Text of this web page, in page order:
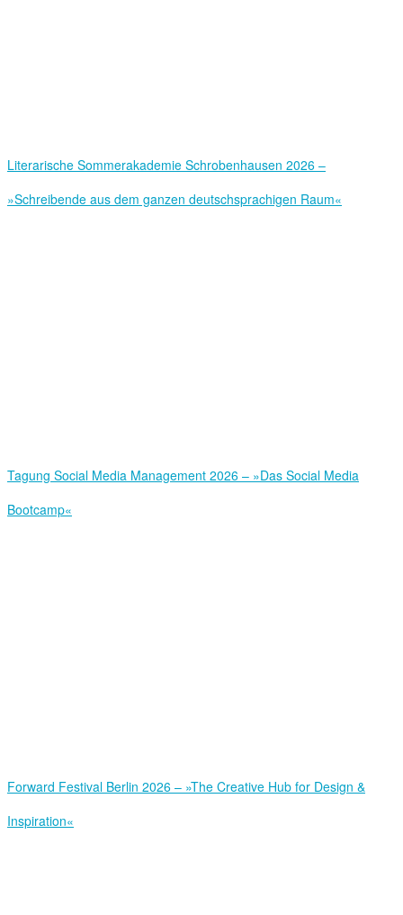
Literarische Sommerakademie Schrobenhausen 2026 –
»Schreibende aus dem ganzen deutschsprachigen Raum«
Tagung Social Media Management 2026 – »Das Social Media
Bootcamp«
Forward Festival Berlin 2026 – »The Creative Hub for Design &
Inspiration«